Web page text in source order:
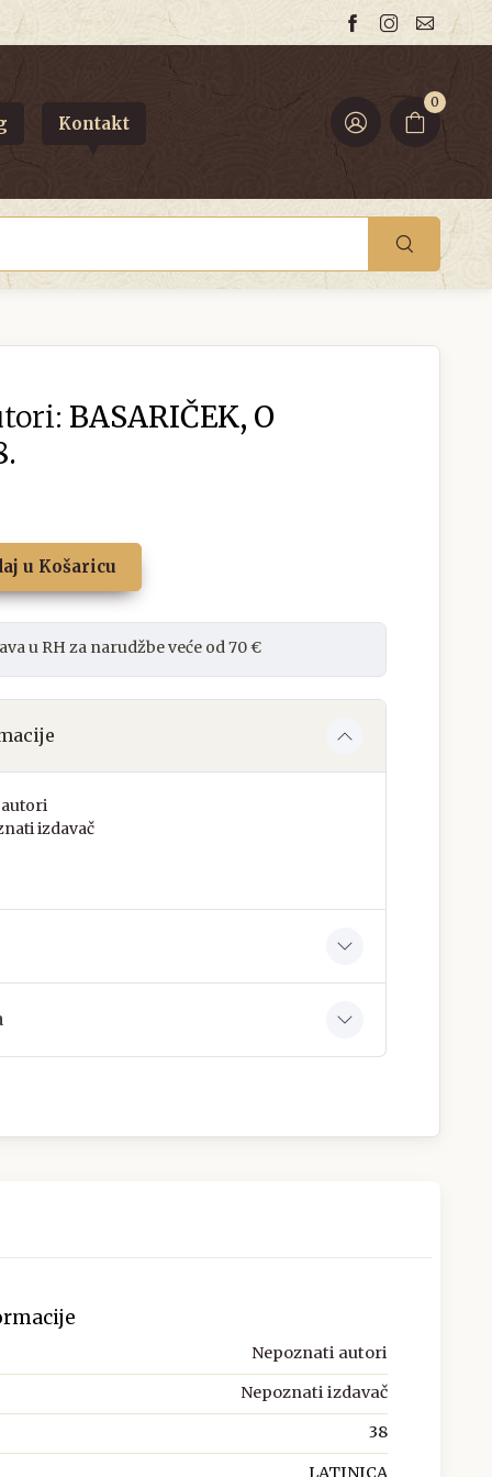
0
Kontakt
BASARIČEK, O
u Košaricu
u RH za narudžbe veće od 70 €
izdavač
Nepoznati autori
Nepoznati izdavač
38
LATINICA